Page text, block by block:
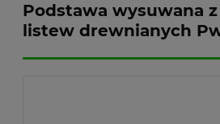
Podstawa wysuwana
listew drewnianych Pw